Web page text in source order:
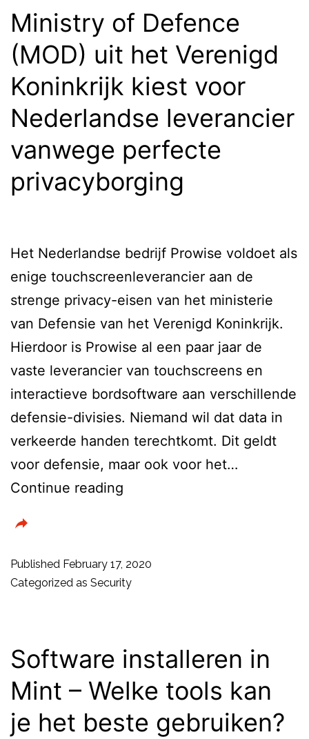
van
je
distro
the
latest
and
Ministry of Defence
(MOD) uit het Verenigd
Koninkrijk kiest voor
Nederlandse leverancier
vanwege perfecte
privacyborging
Het Nederlandse bedrijf Prowise voldoet als
enige touchscreenleverancier aan de
strenge privacy-eisen van het ministerie
van Defensie van het Verenigd Koninkrijk.
Hierdoor is Prowise al een paar jaar de
vaste leverancier van touchscreens en
interactieve bordsoftware aan verschillende
defensie-divisies. Niemand wil dat data in
verkeerde handen terechtkomt. Dit geldt
voor defensie, maar ook voor het…
Continue reading
(MOD)
uit
Koninkrijk
voor
Nederlandse
Published February 17, 2020
Categorized as Security
Software installeren in
Mint – Welke tools kan
je het beste gebruiken?